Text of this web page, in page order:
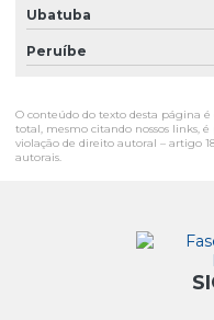
Ubatuba
Peruíbe
O conteúdo do texto desta página
total, mesmo citando nossos links,
violação de direito autoral – artigo
autorais